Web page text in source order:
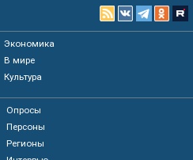
Экономика
В мире
Культура
Опросы
Персоны
Регионы